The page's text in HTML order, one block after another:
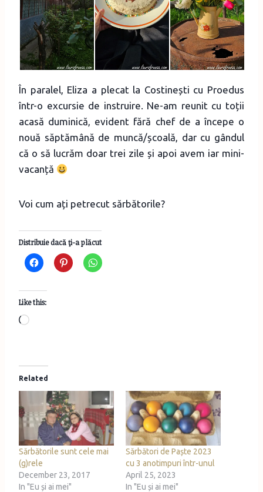
În paralel, Eliza a plecat la Costinești cu Proedus
într-o excursie de instruire. Ne-am reunit cu toții
acasă duminică, evident fără chef de a începe o
nouă săptămână de muncă/școală, dar cu gândul
că o să lucrăm doar trei zile și apoi avem iar mini-
vacanță
Voi cum ați petrecut sărbătorile?
Distribuie dacă ţi-a plăcut
Like this:
L
d
i
g
…
Related
Sărbătorile sunt cele mai
(g)rele
December 23, 2017
In "Eu și ai mei"
Sărbători de Paște 2023
cu 3 anotimpuri într-unul
April 25, 2023
In "Eu și ai mei"